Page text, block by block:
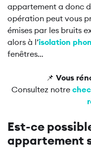
appartement a donc
opération peut vous
émises par les bruits
alors à l’isolation
fenêtres…
📌 Vous
Consultez notre
Est-ce
appartement